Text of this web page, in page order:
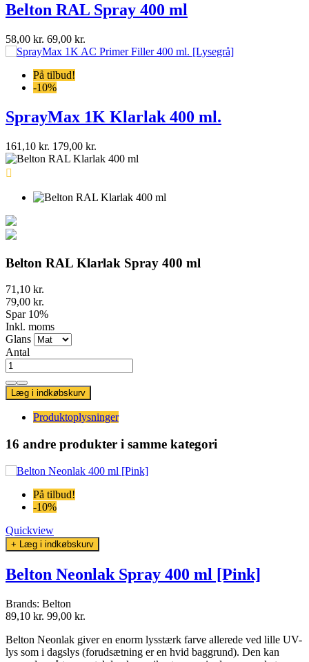
ml
400 ml.

Belton RAL Klarlak Spray 400 ml
71,10 kr.
79,00 kr.
Spar 10%
Inkl. moms
Glans
Antal
Læg i indkøbskurv
Produktoplysninger
16 andre produkter i samme kategori
På tilbud!
-10%
Quickview
+ Læg i indkøbskurv
Belton Neonlak Spray 400 ml [Pink]
Brands: Belton
89,10 kr. 99,00 kr.
Belton Neonlak giver en enorm lysstærk farve allerede ved lille UV-
lys som i dagslys (forudsætning er en hvid baggrund). Den kan